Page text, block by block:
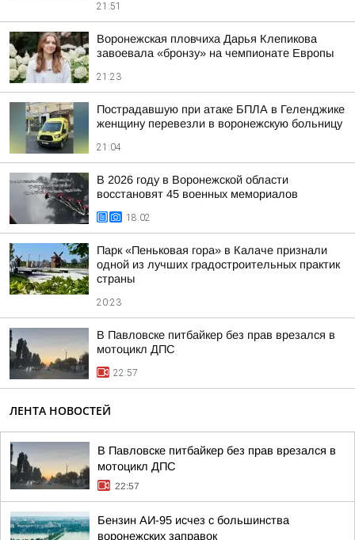
21:51
Воронежская пловчиха Дарья Клепикова
завоевала «бронзу» на чемпионате Европы
21:23
Пострадавшую при атаке БПЛА в Геленджике
женщину перевезли в воронежскую больницу
21:04
В 2026 году в Воронежской области
восстановят 45 военных мемориалов
18:02
Парк «Пеньковая гора» в Калаче признали
одной из лучших градостроительных практик
страны
20:23
В Павловске питбайкер без прав врезался в
мотоцикл ДПС
22:57
ЛЕНТА НОВОСТЕЙ
В Павловске питбайкер без прав врезался в
мотоцикл ДПС
22:57
Бензин АИ-95 исчез с большинства
воронежских заправок